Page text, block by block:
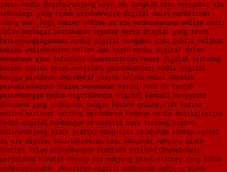
topik media digitalmahjong ways dan langkah baru menyambut era
teknologi yang terus berubahmedia digital mulai memberikan
ruang baru bagi kasino online di era modern kasino online hadir
dalam berbagai percakapan seputar media digital yang terus
berkembang bagaimana media digital mengubah cara publik melihat
kasino online kasino online dan peran media digital dalam
membentuk arus informasi modernsorotan media digital terhadap
kasino online terus mengalami perubahandari media digital
hingga platform interaktif kasino online mulai menarik
perhatian kasino online menemukan narasi baru di tengah
perkembangan media digitalmedia digital kembali menyoroti
fenomena yang berkaitan dengan kasino onlinejejak kasino
online terlihat seiring berubahnya lanskap media digital ketika
media digital membangun perspektif baru tentang kasino
onlinemahjong black scatter mengikuti perubahan konsep visual
di era digital modernsorotan baru mengenai mahjong black
scatter dalam perkembangan platform interaktifmenelusuri
perjalanan kreatif menuju era mahjong black scatter yang lebih
modernperubahan ekosistem digital membentuk mahjong black